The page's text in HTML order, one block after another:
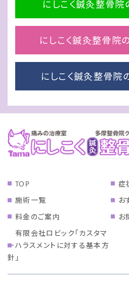
にしこく鍼灸整骨
にしこく鍼灸整骨院
にしこく鍼灸整骨院
TOP
症
施術一覧
お
料金のご案内
お
有限会社ロビック「カスタマ
ーハラスメントに対する基本方
針」